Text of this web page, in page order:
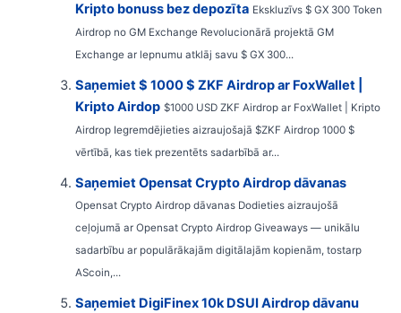
Kripto bonuss bez depozīta Ekskluzīvs $ GX 300 Token
Airdrop no GM Exchange Revolucionārā projektā GM
Exchange ar lepnumu atklāj savu $ GX 300...
Saņemiet $ 1000 $ ZKF Airdrop ar FoxWallet |
Kripto Airdop $1000 USD ZKF Airdrop ar FoxWallet | Kripto
Airdrop Iegremdējieties aizraujošajā $ZKF Airdrop 1000 $
vērtībā, kas tiek prezentēts sadarbībā ar...
Saņemiet Opensat Crypto Airdrop dāvanas
Opensat Crypto Airdrop dāvanas Dodieties aizraujošā
ceļojumā ar Opensat Crypto Airdrop Giveaways — unikālu
sadarbību ar populārākajām digitālajām kopienām, tostarp
AScoin,...
Saņemiet DigiFinex 10k DSUI Airdrop dāvanu